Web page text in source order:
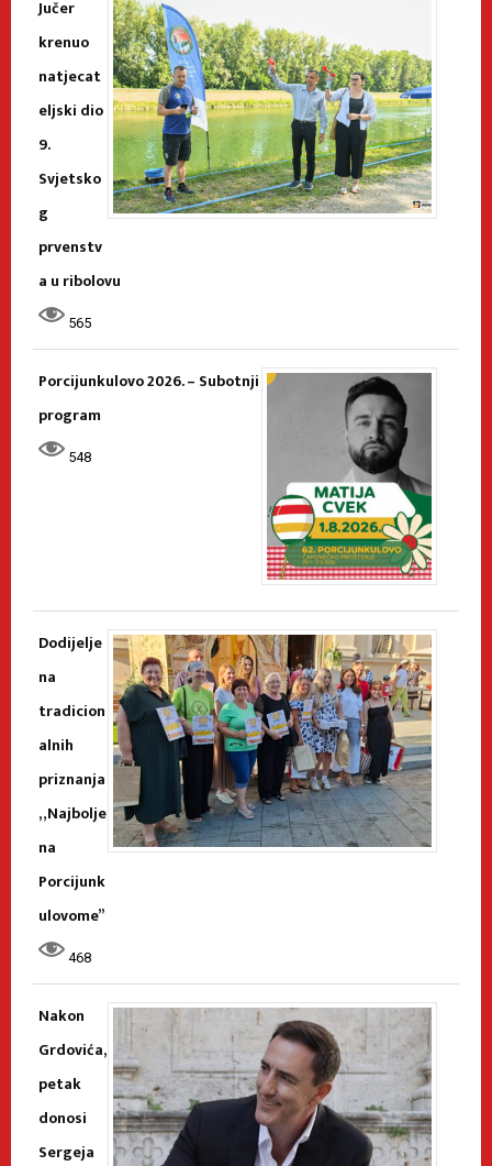
Jučer
krenuo
natjecat
eljski dio
9.
Svjetsko
g
prvenstv
a u ribolovu
565
Porcijunkulovo 2026. – Subotnji
program
548
Dodijelje
na
tradicion
alnih
priznanja
„Najbolje
na
Porcijunk
ulovome”
468
Nakon
Grdovića,
petak
donosi
Sergeja